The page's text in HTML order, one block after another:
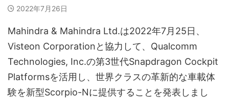
2022年7月26日
Mahindra & Mahindra Ltd.は2022年7月25日、
Visteon Corporationと協力して、Qualcomm
Technologies, Inc.の第3世代Snapdragon Cockpit
Platformsを活用し、世界クラスの革新的な車載体
験を新型Scorpio-Nに提供することを発表しまし